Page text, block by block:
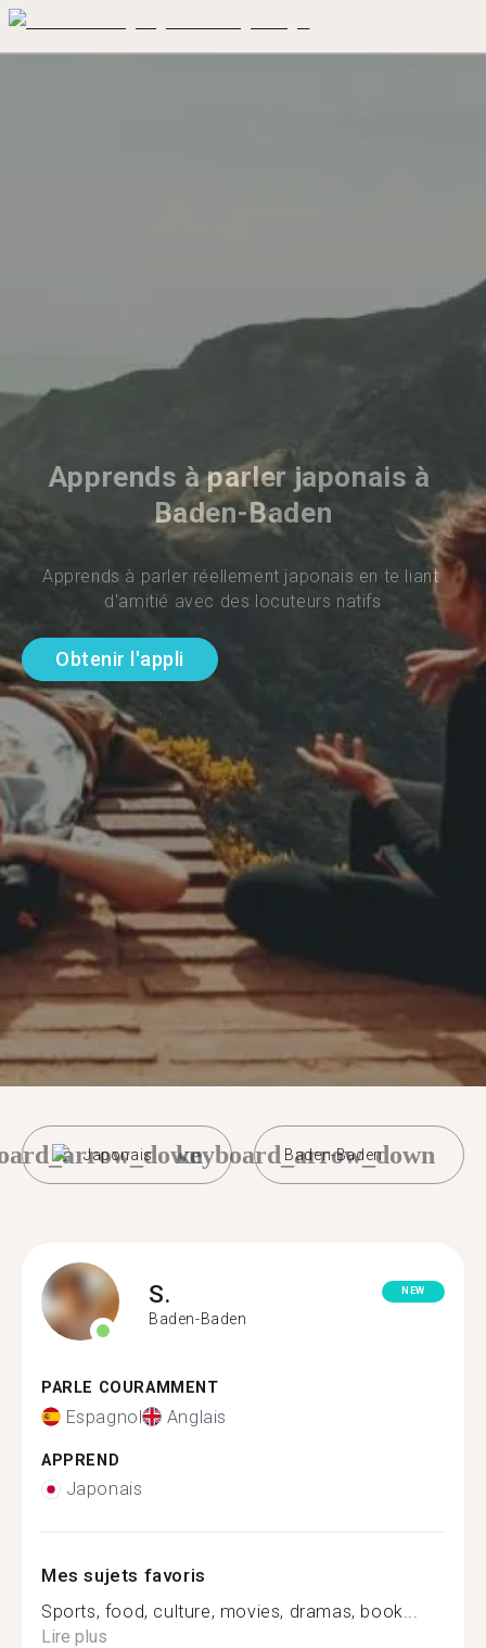
Apprends à parler japonais à
Baden-Baden
Apprends à parler réellement japonais en te liant
d'amitié avec des locuteurs natifs
Obtenir l'appli
Japonais Baden-Baden
keyboard_arrow_down
S.
Baden-Baden
NEW
PARLE COURAMMENT
Espagnol Anglais
APPREND
Japonais
Mes sujets favoris
Sports, food, culture, movies, dramas, book...
Lire plus